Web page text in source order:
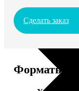
Сделать заказ
Форматы и